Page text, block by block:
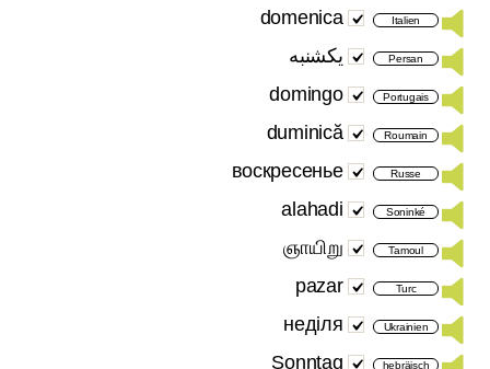
Italien
domenica
Persan یکشنبه
Portugais
domingo
Roumain
duminică
Russe
воскресенье
Soninké
alahadi
Tamoul
ஞாயிறு
Turc
pazar
Ukrainien
неділя
hebräisch
Sonntag